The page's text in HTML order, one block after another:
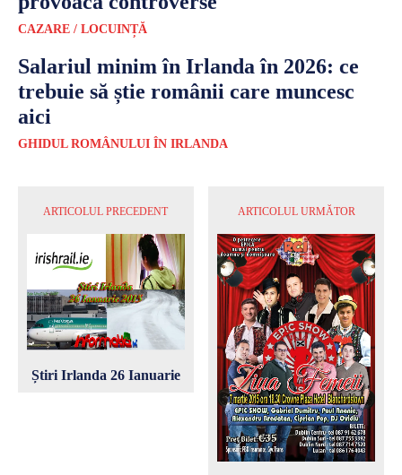
CAZARE / LOCUINȚĂ
Salariul minim în Irlanda în 2026: ce
trebuie să știe românii care muncesc
aici
GHIDUL ROMÂNULUI ÎN IRLANDA
ARTICOLUL PRECEDENT
Știri Irlanda 26 Ianuarie
ARTICOLUL URMĂTOR